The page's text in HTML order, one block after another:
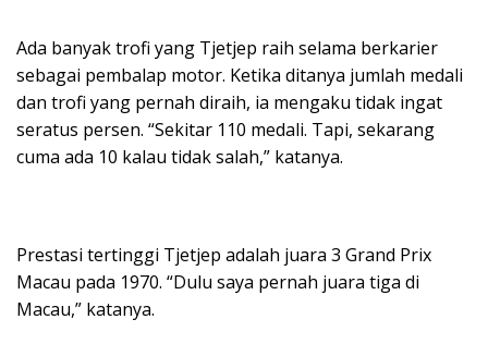
Ada banyak trofi yang Tjetjep raih selama berkarier
sebagai pembalap motor. Ketika ditanya jumlah medali
dan trofi yang pernah diraih, ia mengaku tidak ingat
seratus persen. “Sekitar 110 medali. Tapi, sekarang
cuma ada 10 kalau tidak salah,” katanya.
Prestasi tertinggi Tjetjep adalah juara 3 Grand Prix
Macau pada 1970. “Dulu saya pernah juara tiga di
Macau,” katanya.